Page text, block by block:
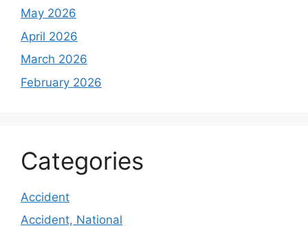
May 2026
April 2026
March 2026
February 2026
Categories
Accident
Accident, National